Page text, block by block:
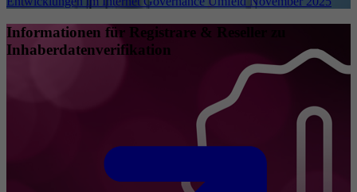
Informationen für Registrare & Reseller zu
Inhaberdatenverifikation